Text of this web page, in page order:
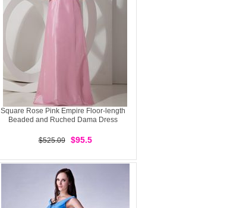
Square Rose Pink Empire Floor-length
Beaded and Ruched Dama Dress
$525.09 $95.5